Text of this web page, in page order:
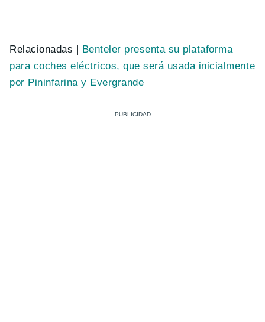
Relacionadas |
Benteler presenta su plataforma
para coches eléctricos, que será usada inicialmente
por Pininfarina y Evergrande